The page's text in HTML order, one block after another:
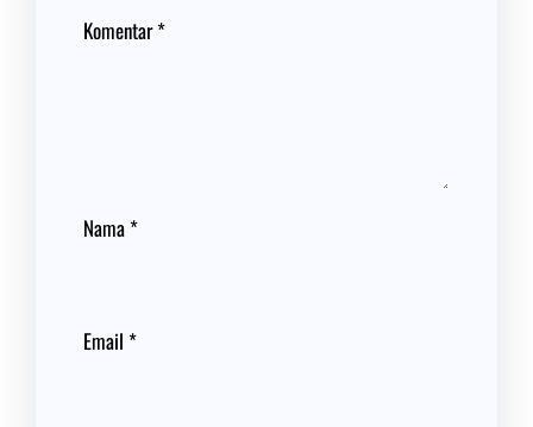
Komentar*
Nama *
Email *